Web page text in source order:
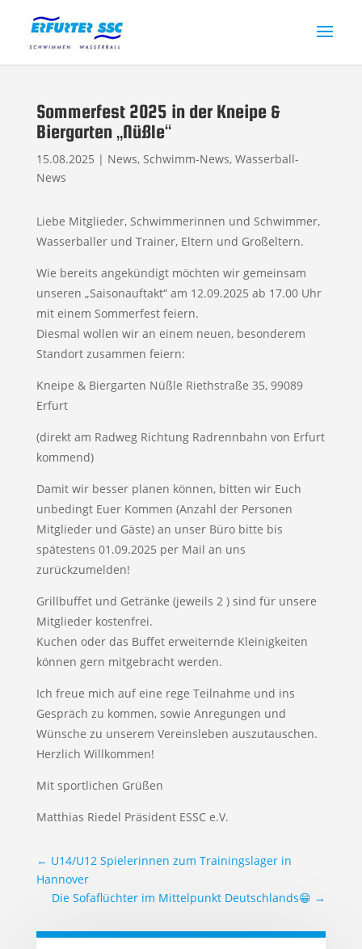
Sommerfest 2025 in der Kneipe &
Biergarten „Nüßle“
15.08.2025 | News, Schwimm-News, Wasserball-
News
Liebe Mitglieder, Schwimmerinnen und Schwimmer,
Wasserballer und Trainer, Eltern und Großeltern.
Wie bereits angekündigt möchten wir gemeinsam
unseren „Saisonauftakt“ am 12.09.2025 ab 17.00 Uhr
mit einem Sommerfest feiern.
Diesmal wollen wir an einem neuen, besonderem
Standort zusammen feiern:
Kneipe & Biergarten Nüßle Riethstraße 35, 99089
Erfurt
(direkt am Radweg Richtung Radrennbahn von Erfurt
kommend)
Damit wir besser planen können, bitten wir Euch
unbedingt Euer Kommen (Anzahl der Personen
Mitglieder und Gäste) an unser Büro bitte bis
spätestens 01.09.2025 per Mail an uns
zurückzumelden!
Grillbuffet und Getränke (jeweils 2 ) sind für unsere
Mitglieder kostenfrei.
Kuchen oder das Buffet erweiternde Kleinigkeiten
können gern mitgebracht werden.
Ich freue mich auf eine rege Teilnahme und ins
Gespräch zu kommen, sowie Anregungen und
Wünsche zu unserem Vereinsleben auszutauschen.
Herzlich Willkommen!
Mit sportlichen Grüßen
Matthias Riedel Präsident ESSC e.V.
← U14/U12 Spielerinnen zum Trainingslager in
Hannover
Die Sofaflüchter im Mittelpunkt Deutschlands😁 →